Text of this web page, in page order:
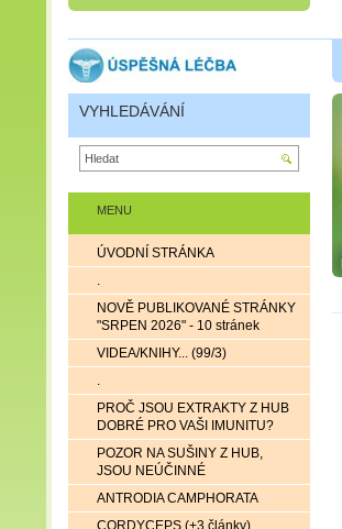
MENU
ÚVODNÍ STRÁNKA
.
NOVĚ PUBLIKOVANÉ STRÁNKY
"SRPEN 2026" - 10 stránek
VIDEA/KNIHY... (99/3)
.
PROČ JSOU EXTRAKTY Z HUB
DOBRÉ PRO VAŠI IMUNITU?
POZOR NA SUŠINY Z HUB,
JSOU NEÚČINNÉ
ANTRODIA CAMPHORATA
CORDYCEPS (+3 články)
VYHLEDÁVÁNÍ